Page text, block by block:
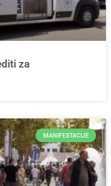
za
MANIFESTACIJE